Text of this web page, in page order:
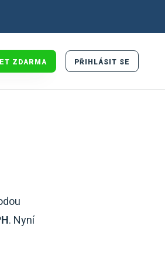
ZDARMA PŘIHLÁSIT SE
. Nyní